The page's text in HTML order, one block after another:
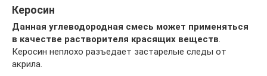
Керосин
Данная углеводородная смесь может применяться
в качестве растворителя красящих веществ.
Керосин неплохо разъедает застарелые следы от
акрила.